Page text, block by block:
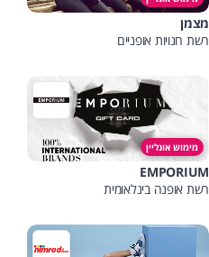
מצמן
רשת חנויות אופניים
מימוש אונליין
EMPORIUM
רשת אופנה בינלאומית